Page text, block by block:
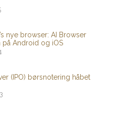
nye browser: AI Browser
på Android og iOS
(IPO) børsnotering håbet